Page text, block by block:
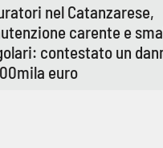
nel Catanzarese,
carente e
contestato un
euro